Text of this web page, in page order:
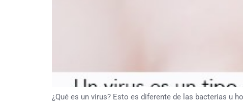
¿Qué es un virus? Esto es diferente de las bacterias u